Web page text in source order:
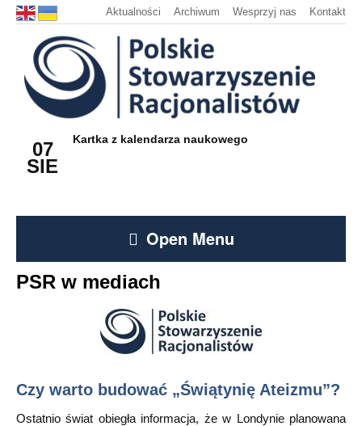
Aktualności Archiwum Wesprzyj nas Kontakt
07
SIE
Kartka z kalendarza naukowego
Open Menu
PSR w mediach
Czy warto budować „Świątynię Ateizmu”?
Ostatnio świat obiegła informacja, że w Londynie planowana